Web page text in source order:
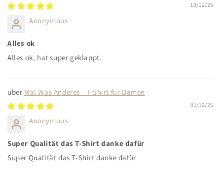
13/12/25
Anonymous
Alles ok
Alles ok, hat super geklappt.
Mal Was Anderes - T-Shirt für Damen
01/12/25
Anonymous
Super Qualität das T-Shirt danke dafür
Super Qualität das T-Shirt danke dafür